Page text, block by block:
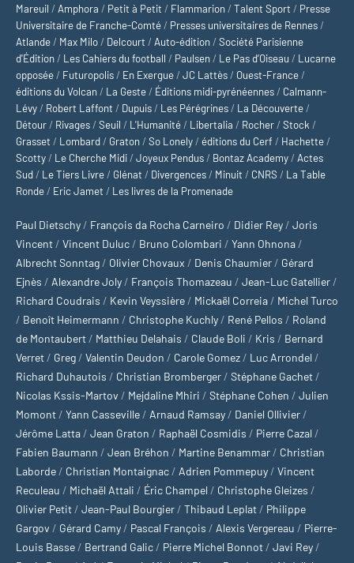
Mareuil / Amphora / Petit à Petit / Flammarion /Talent Sport / Presse
Universitaire de Franche-Comté / Presses universitaires de Rennes /
Atlande / Max Milo / Delcourt / Auto-édition /Société Parisienne
d'Édition / Les Cahiers du football / Paulsen / Le Pas d’Oiseau / Lucarne
opposée / Futuropolis / En Exergue /JC Lattès / Ouest-France /
éditions du Volcan / La Geste / Éditions midi-pyrénéennes / Calmann-
Lévy / Robert Laffont / Dupuis / Les Pérégrines / La Découverte /
Détour / Rivages /Seuil / L'Humanité / Libertalia / Rocher /Stock /
Grasset / Lombard / Graton /So Lonely /éditions du Cerf / Hachette /
Scotty / Le Cherche Midi /Joyeux Pendus / Bontaz Academy / Actes
Sud / Le Tiers Livre / Glénat / Divergences / Minuit / CNRS / La Table
Ronde / Eric Jamet / Les livres de la Promenade
Paul Dietschy / François da Rocha Carneiro / Didier Rey / Joris
Vincent / Vincent Duluc / Bruno Colombari / Yann Ohnona /
Albrecht Sonntag / Olivier Chovaux / Denis Chaumier / Gérard
Ejnès / Alexandre Joly / François Thomazeau / Jean-Luc Gatellier /
Richard Coudrais / Kevin Veyssière / Mickaël Correia / Michel Turco
/ Benoît Heimermann / Christophe Kuchly / René Pellos / Roland
de Montaubert / Matthieu Delahais / Claude Boli / Kris / Bernard
Verret / Greg / Valentin Deudon / Carole Gomez / Luc Arrondel /
Richard Duhautois / Christian Bromberger / Stéphane Gachet /
Nicolas Kssis-Martov / Mejdaline Mhiri / Stéphane Cohen / Julien
Momont / Yann Casseville / Arnaud Ramsay / Daniel Ollivier /
Jérôme Latta / Jean Graton / Raphaël Cosmidis / Pierre Cazal /
Fabien Baumann / Jean Bréhon / Martine Benammar / Christian
Laborde / Christian Montaignac / Adrien Pommepuy / Vincent
Reculeau / Michaël Attali / Éric Champel / Christophe Gleizes /
Olivier Petit / Jean-Paul Bourgier / Thibaud Leplat / Philippe
Gargov / Gérard Camy / Pascal François / Alexis Vergereau / Pierre-
Louis Basse / Bertrand Galic / Pierre Michel Bonnot / Javi Rey /